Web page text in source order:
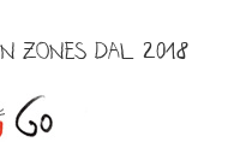
ZONES DAL 2018